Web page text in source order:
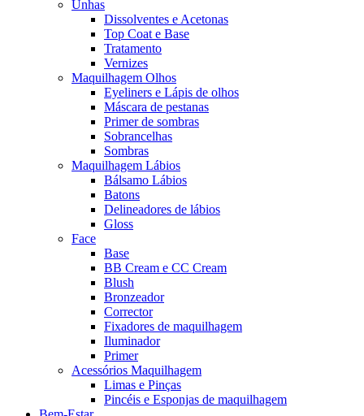
Unhas
Dissolventes e Acetonas
Top Coat e Base
Tratamento
Vernizes
Maquilhagem Olhos
Eyeliners e Lápis de olhos
Máscara de pestanas
Primer de sombras
Sobrancelhas
Sombras
Maquilhagem Lábios
Bálsamo Lábios
Batons
Delineadores de lábios
Gloss
Face
Base
BB Cream e CC Cream
Blush
Bronzeador
Corrector
Fixadores de maquilhagem
Iluminador
Primer
Acessórios Maquilhagem
Limas e Pinças
Pincéis e Esponjas de maquilhagem